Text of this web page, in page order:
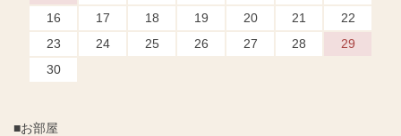
16
17 18 19 20 21
22
23
24 25 26 27 28
29
30
■お部屋